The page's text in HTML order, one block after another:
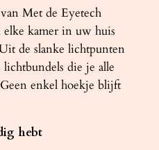
Met de Eyetech
kamer in uw huis
de slanke lichtpunten
die je alle
enkel hoekje blijft
hebt